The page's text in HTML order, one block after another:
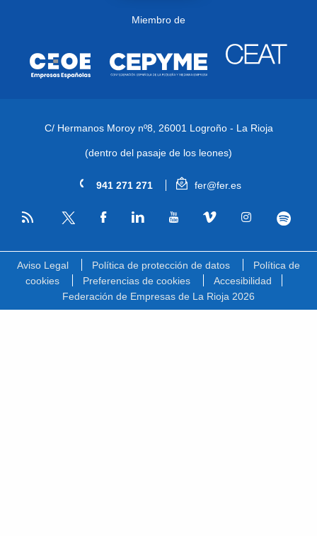
Miembro de
C/ Hermanos Moroy nº8, 26001 Logroño - La Rioja
(dentro del pasaje de los leones)
941 271 271 fer@fer.es
RSS
Aviso Legal Política de protección de datos
Política de
cookies
Preferencias de cookies
Accesibilidad
Federación de Empresas de La Rioja 2026